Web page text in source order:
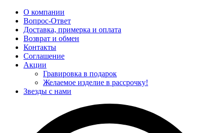
О компании
Вопрос-Ответ
Доставка, примерка и оплата
Возврат и обмен
Контакты
Соглашение
Акции
Гравировка в подарок
Желаемое изделие в рассрочку!
Звезды с нами